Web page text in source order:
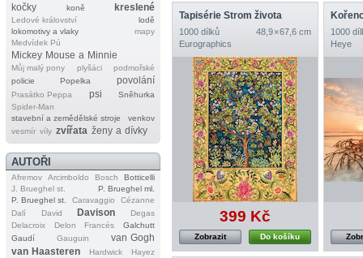
kočky
koně kreslené
Ledové království
lodě
lokomotivy a vlaky
mapy
Medvídek Pú
Mickey Mouse a Minnie
Můj malý pony plyšáci
podmořské
policie
Popelka povolání
Prasátko Peppa psi
Sněhurka
Spider‐Man
stavební a zemědělské stroje
venkov
vesmír víly zvířata ženy a dívky
AUTOŘI
Afremov Arcimboldo Bosch
Botticelli
J. Brueghel st.
P. Brueghel ml.
P. Brueghel st.
Caravaggio
Cézanne
Dalí
David Davison
Degas
Delacroix
Delon Francés
Galchutt
Gaudí
Gauguin
van Gogh
van Haasteren
Hardwick
Hayez
Tapisérie Strom života
1000 dílků
48,9 × 67,6 cm
Eurographics
399 Kč
Do košíku
Zobrazit
1000
Heye